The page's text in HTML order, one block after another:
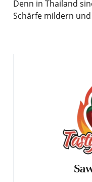
Denn in Thailand
Schärfe mildern